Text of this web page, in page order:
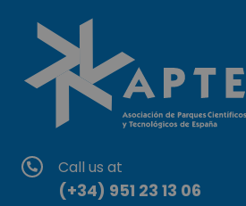
Call us at
(+34) 951 23 13 06